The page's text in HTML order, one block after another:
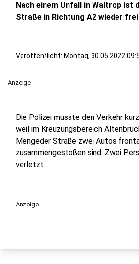
Nach einem Unfall in Waltrop ist
Straße in Richtung A2 wieder
Veröffentlicht: Montag, 30.05.2022
Anzeige
Die Polizei musste den Verkehr
weil im Kreuzungsbereich
Mengeder Straße zwei Autos
zusammengestoßen sind. Zwei
verletzt.
Anzeige